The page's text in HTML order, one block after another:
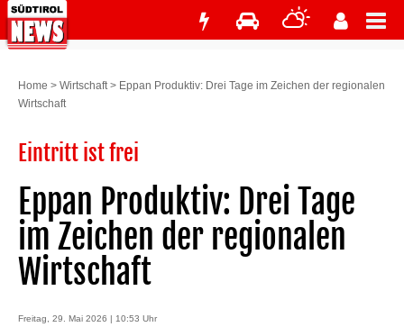
Home > Wirtschaft> Eppan Produktiv: Drei Tage im Zeichen der regionalen
Wirtschaft
Eintritt ist frei
Eppan Produktiv: Drei Tage
im Zeichen der regionalen
Wirtschaft
Freitag, 29. Mai 2026 | 10:53 Uhr